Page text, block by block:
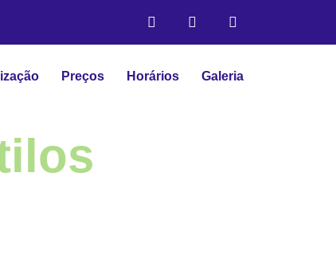
Preços Horários Galeria